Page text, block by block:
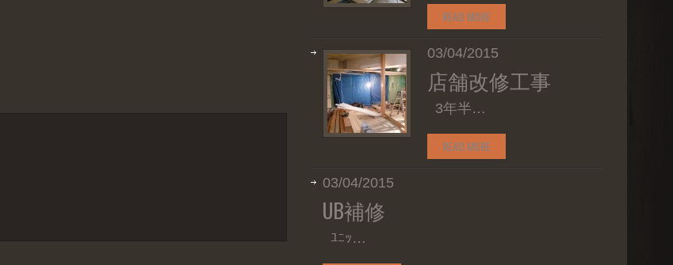
READ MORE
03/04/2015
店舗改修工事
3年半…
READ MORE
03/04/2015
UB補修
ﾕﾆｯ…